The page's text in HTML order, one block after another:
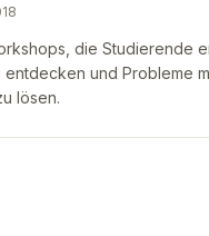
die Studierende
entdecken und Probleme
lösen.